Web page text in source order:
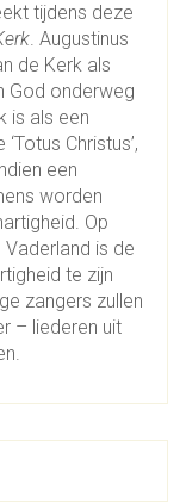
tijdens deze
. Augustinus
de Kerk als
God onderweg
is als een
Christus’,
een
worden
Op
is de
te zijn
zangers zullen
– liederen uit